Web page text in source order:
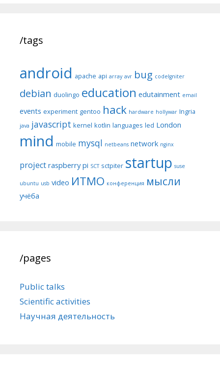
/tags
android apache api array avr bug codeIgniter
debian duolingo education edutainment email
events experiment gentoo hack hardware hollywar Ingria
java javascript kernel kotlin languages led London
mind mobile mysql netbeans network nginx
project raspberry pi SCT sctpiter startup suse
ubuntu usb video ИТМО конференция мысли
учёба
/pages
Public talks
Scientific activities
Научная деятельность